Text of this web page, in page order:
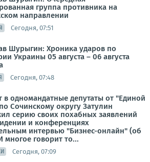
группа противника на
направлении
Сегодня, 07:51
Шурыгин: Хроника ударов по
Украины 05 августа – 06 августа
Сегодня, 07:48
в одномандатные депутаты от "Единой
Сочинскому округу Затулин
серию своих похабных заявлений
и конференциях
интервью "Бизнес-онлайн" (об
многое говорит то...
Сегодня, 07:09